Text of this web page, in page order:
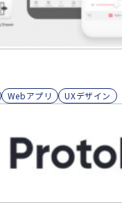
Webアプリ UXデザイン